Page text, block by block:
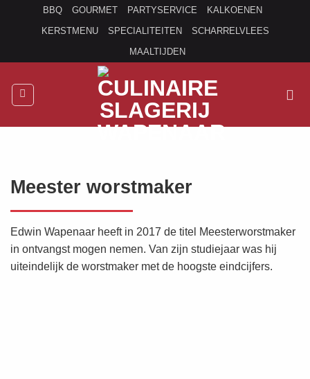
BBQ GOURMET PARTYSERVICE
KALKOENEN
KERSTMENU
SPECIALITEITEN
SCHARRELVLEES
MAALTIJDEN
Meester worstmaker
Edwin Wapenaar heeft in 2017 de titel Meesterworstmaker
in ontvangst mogen nemen. Van zijn studiejaar was hij
uiteindelijk de worstmaker met de hoogste eindcijfers.